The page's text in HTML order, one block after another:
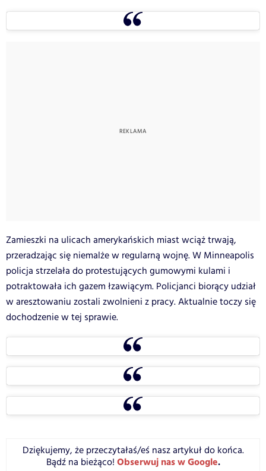
Zamieszki na ulicach amerykańskich miast wciąż trwają,
przeradzając się niemalże w regularną wojnę. W Minneapolis
policja strzelała do protestujących gumowymi kulami i
potraktowała ich gazem łzawiącym. Policjanci biorący udział
w aresztowaniu zostali zwolnieni z pracy. Aktualnie toczy się
dochodzenie w tej sprawie.
Dziękujemy, że przeczytałaś/eś nasz artykuł do końca.
Bądź na bieżąco! Obserwuj nas w Google.